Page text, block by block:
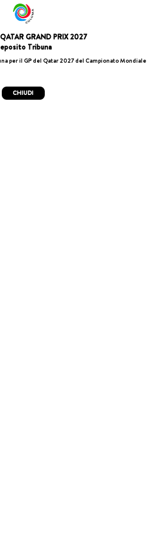
GRAND PRIX 2027
Tribuna
per il GP del Qatar 2027 del Campionato Mondiale
CHIUDI